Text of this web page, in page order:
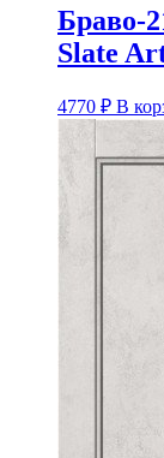
Браво-
Slate
4770 ₽ В